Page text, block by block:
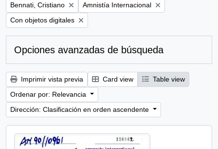
Remove filter:
Bennati, Cristiano Remove filter:
Amnistía Internacional
Remove filter:
Con objetos digitales
Opciones avanzadas de búsqueda
Imprimir vista previa Card view
Table view
Ordenar por: Relevancia
Dirección: Clasificación en orden ascendente